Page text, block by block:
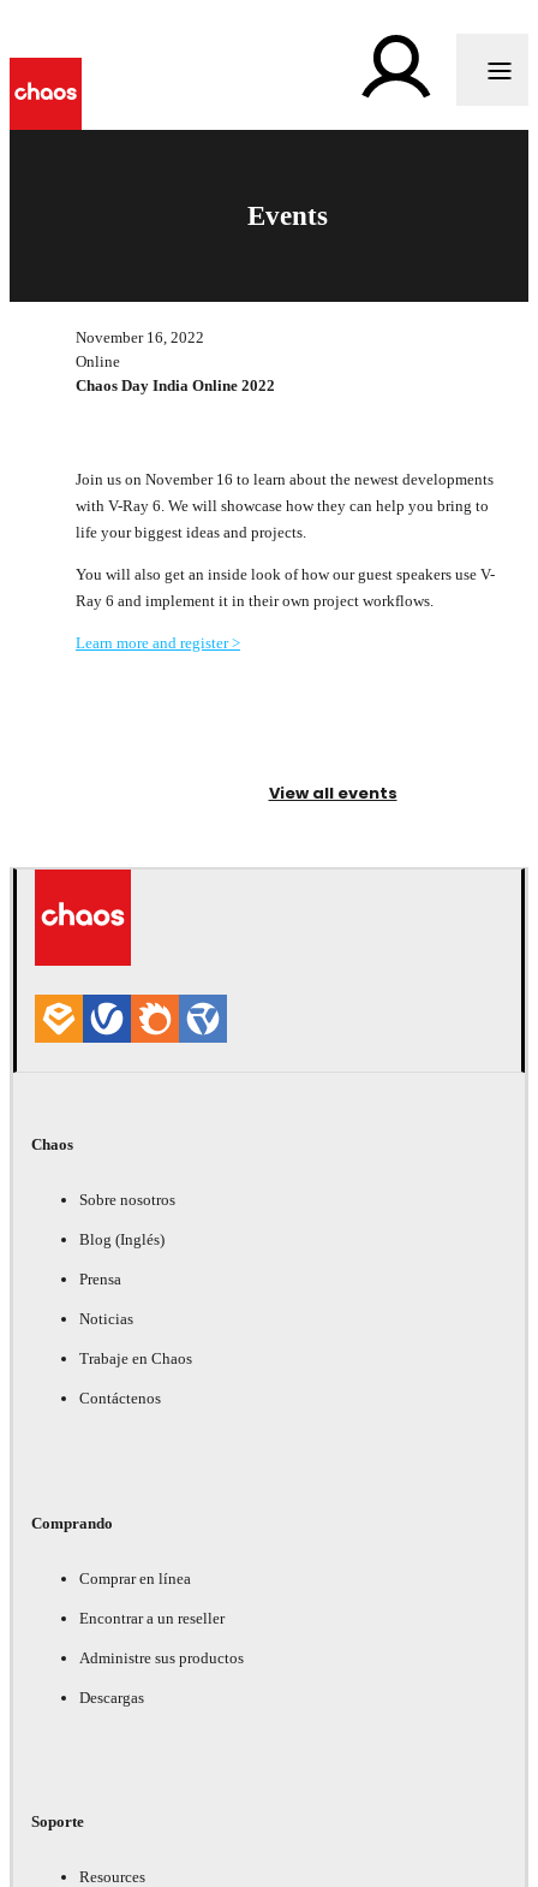
Events
November 16, 2022
Online
Chaos Day India Online 2022
Join us on November 16 to learn about the newest developments
with V-Ray 6. We will showcase how they can help you bring to
life your biggest ideas and projects.
You will also get an inside look of how our guest speakers use V-
Ray 6 and implement it in their own project workflows.
Learn more and register >
View all events
Chaos
Sobre nosotros
Blog (Inglés)
Prensa
Noticias
Trabaje en Chaos
Contáctenos
Comprando
Comprar en línea
Encontrar a un reseller
Administre sus productos
Descargas
Soporte
Resources